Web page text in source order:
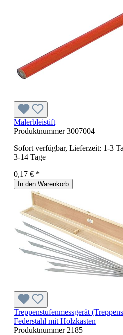
Malerbleistift
Produktnummer3007004
Sofort verfügbar, Lieferzeit: 1-3
3-14 Tage
0,17 € *
In den Warenkorb
Treppenstufenmessgerät
Federstahl mit Holzkasten
Produktnummer 2185